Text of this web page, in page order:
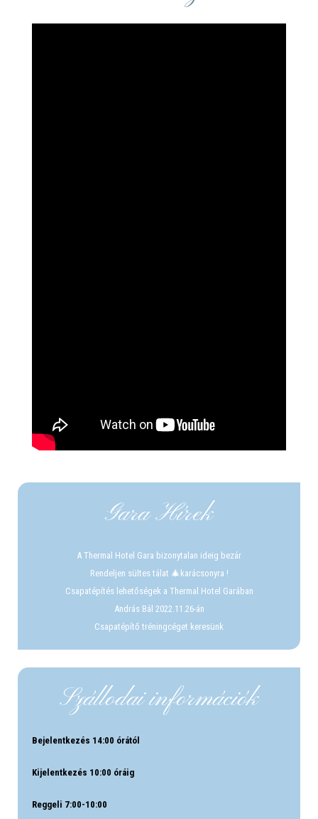
Gara Hírek
A Thermal Hotel Gara bizonytalan ideig bezár
Rendeljen sültes tálat 🎄karácsonyra !
Csapatépítés lehetőségek a Thermal Hotel Garában
András Bál 2022.11.26-án
Csapatépítő tréningcéget keresünk
Szállodai információk
Bejelentkezés 14:00 órától
Kijelentkezés 10:00 óráig
Reggeli 7:00-10:00